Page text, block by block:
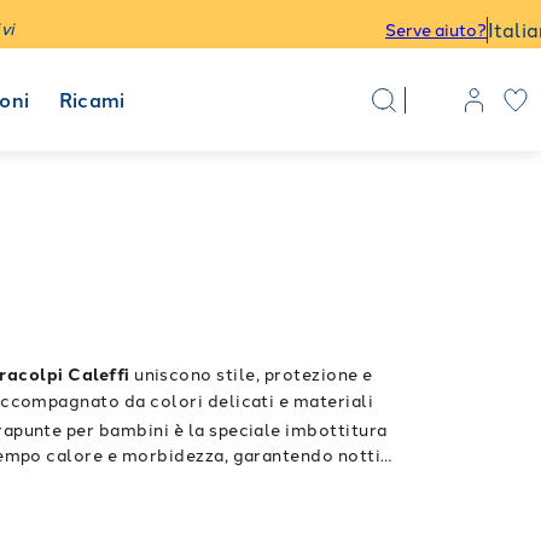
Serve aiuto?
Ricami
Caleffi uniscono stile, protezione e
da colori delicati e materiali
per bambini è la speciale imbottitura
calore e morbidezza, garantendo notti